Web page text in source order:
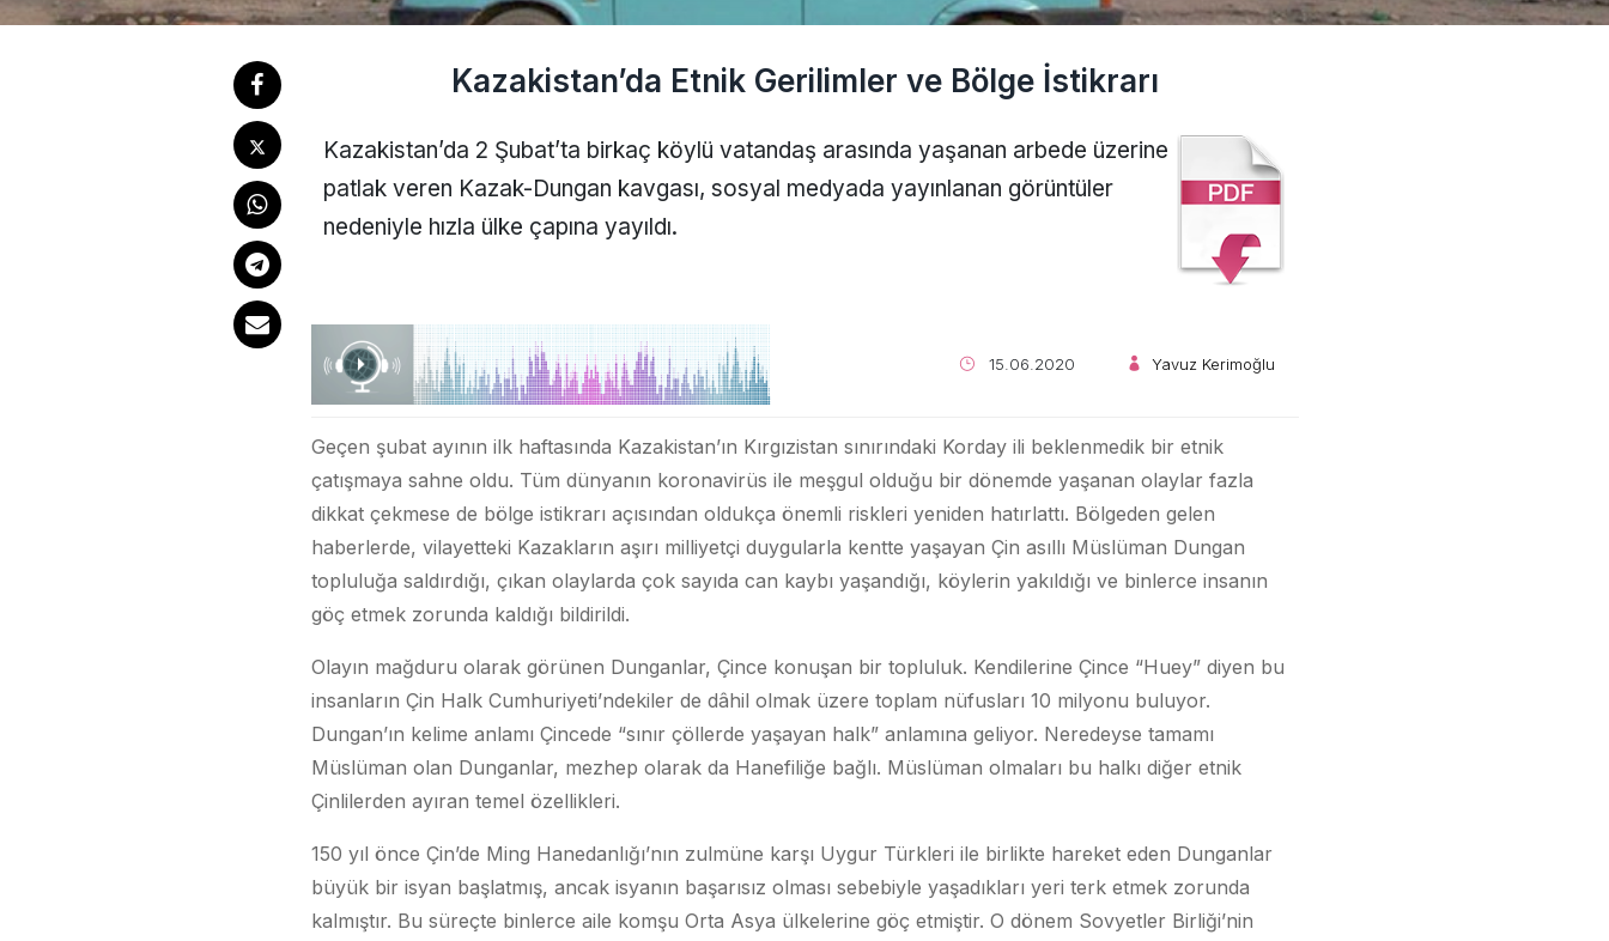
Kazakistan’da Etnik Gerilimler ve Bölge İstikrarı
Kazakistan’da 2 Şubat’ta birkaç köylü vatandaş arasında yaşanan arbede üzerine
patlak veren Kazak-Dungan kavgası, sosyal medyada yayınlanan görüntüler
nedeniyle hızla ülke çapına yayıldı.
15.06.2020 Yavuz Kerimoğlu
Geçen şubat ayının ilk haftasında Kazakistan’ın Kırgızistan sınırındaki Korday ili beklenmedik bir etnik
çatışmaya sahne oldu. Tüm dünyanın koronavirüs ile meşgul olduğu bir dönemde yaşanan olaylar fazla
dikkat çekmese de bölge istikrarı açısından oldukça önemli riskleri yeniden hatırlattı. Bölgeden gelen
haberlerde, vilayetteki Kazakların aşırı milliyetçi duygularla kentte yaşayan Çin asıllı Müslüman Dungan
topluluğa saldırdığı, çıkan olaylarda çok sayıda can kaybı yaşandığı, köylerin yakıldığı ve binlerce insanın
göç etmek zorunda kaldığı bildirildi.
Olayın mağduru olarak görünen Dunganlar, Çince konuşan bir topluluk. Kendilerine Çince “Huey” diyen bu
insanların Çin Halk Cumhuriyeti’ndekiler de dâhil olmak üzere toplam nüfusları 10 milyonu buluyor.
Dungan’ın kelime anlamı Çincede “sınır çöllerde yaşayan halk” anlamına geliyor. Neredeyse tamamı
Müslüman olan Dunganlar, mezhep olarak da Hanefiliğe bağlı. Müslüman olmaları bu halkı diğer etnik
Çinlilerden ayıran temel özellikleri.
150 yıl önce Çin’de Ming Hanedanlığı’nın zulmüne karşı Uygur Türkleri ile birlikte hareket eden Dunganlar
büyük bir isyan başlatmış, ancak isyanın başarısız olması sebebiyle yaşadıkları yeri terk etmek zorunda
kalmıştır. Bu süreçte binlerce aile komşu Orta Asya ülkelerine göç etmiştir. O dönem Sovyetler Birliği’nin